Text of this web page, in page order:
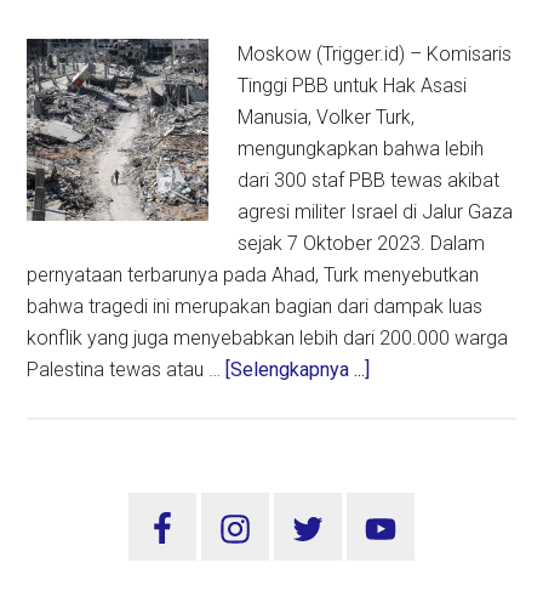
Panik
Mengungsi
Moskow (Trigger.id) – Komisaris
Tinggi PBB untuk Hak Asasi
Manusia, Volker Turk,
mengungkapkan bahwa lebih
dari 300 staf PBB tewas akibat
agresi militer Israel di Jalur Gaza
sejak 7 Oktober 2023. Dalam
pernyataan terbarunya pada Ahad, Turk menyebutkan
bahwa tragedi ini merupakan bagian dari dampak luas
konflik yang juga menyebabkan lebih dari 200.000 warga
Palestina tewas atau … [Selengkapnya ...]
PBB
Sidebar